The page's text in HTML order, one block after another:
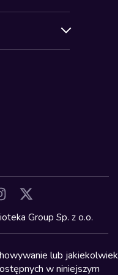
treści
Group Sp. z o.o.
lub jakiekolwiek
w niniejszym